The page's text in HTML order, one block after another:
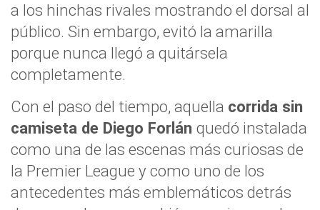
a los hinchas rivales mostrando el dorsal al
público. Sin embargo, evitó la amarilla
porque nunca llegó a quitársela
completamente.
Con el paso del tiempo, aquella corrida sin
camiseta de Diego Forlán quedó instalada
como una de las escenas más curiosas de
la Premier League y como uno de los
antecedentes más emblemáticos detrás